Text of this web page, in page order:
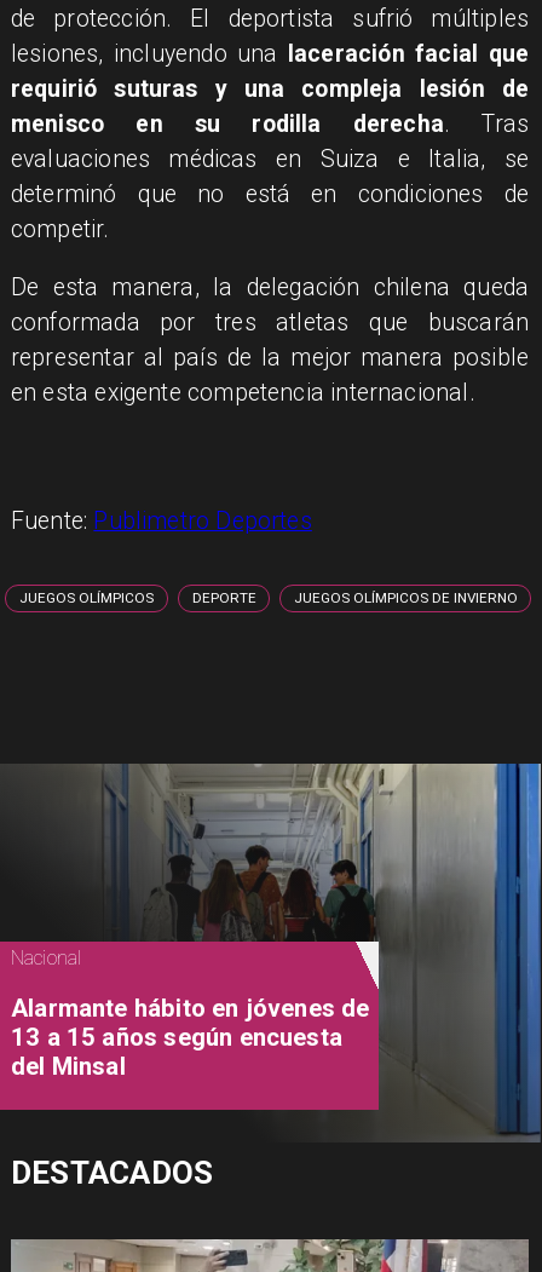
de protección. El deportista sufrió múltiples
lesiones, incluyendo una
laceración facial que
requirió suturas y una compleja lesión de
menisco en su rodilla derecha. Tras
evaluaciones médicas en Suiza e Italia, se
determinó que no está en condiciones de
competir.
De esta manera, la delegación chilena queda
conformada por tres atletas que buscarán
representar al país de la mejor manera posible
en esta exigente competencia internacional.
Fuente: Publimetro Deportes
JUEGOS OLÍMPICOS DEPORTE JUEGOS OLÍMPICOS DE INVIERNO
Nacional
Alarmante hábito en jóvenes de
13 a 15 años según encuesta
del Minsal
DESTACADOS